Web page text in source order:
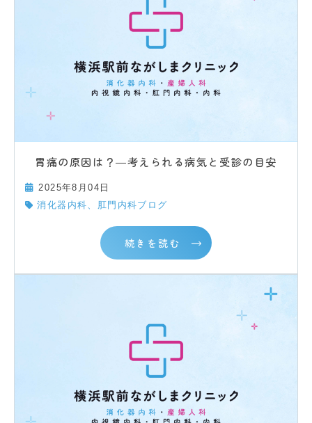
胃痛の原因は？―考えられる病気と受診の目安
2025年8月04日
消化器内科、肛門内科ブログ
続きを読む